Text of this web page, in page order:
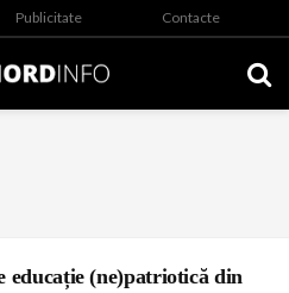
Publicitate Contacte
educație (ne)patriotică din